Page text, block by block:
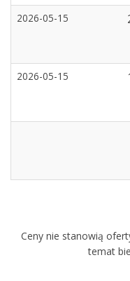
2026-05-15
2026-05-15
Ceny nie stanowią
temat